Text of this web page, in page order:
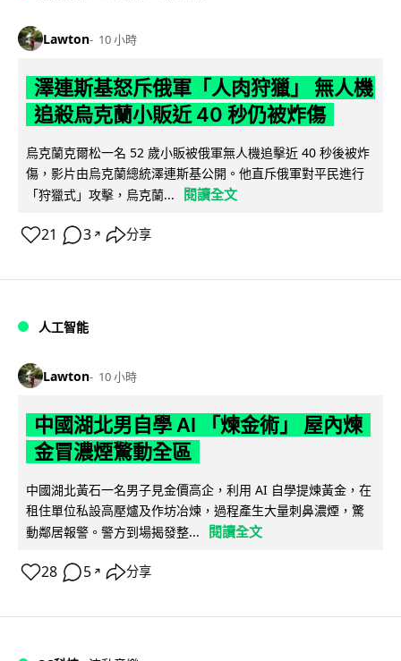
Lawton 10 小時
澤連斯基怒斥俄軍「人肉狩獵」 無人機
追殺烏克蘭小販近 40 秒仍被炸傷
烏克蘭克爾松一名 52 歲小販被俄軍無人機追擊近 40 秒後被炸
傷，影片由烏克蘭總統澤連斯基公開。他直斥俄軍對平民進行
「狩獵式」攻擊，烏克蘭...
閱讀全文
21 3 ↗ 分享
人工智能
Lawton 10 小時
中國湖北男自學 AI 「煉金術」 屋內煉
金冒濃煙驚動全區
中國湖北黃石一名男子見金價高企，利用 AI 自學提煉黃金，在
租住單位私設高壓爐及作坊冶煉，過程產生大量刺鼻濃煙，驚
動鄰居報警。警方到場揭發整...
閱讀全文
28 5 ↗ 分享